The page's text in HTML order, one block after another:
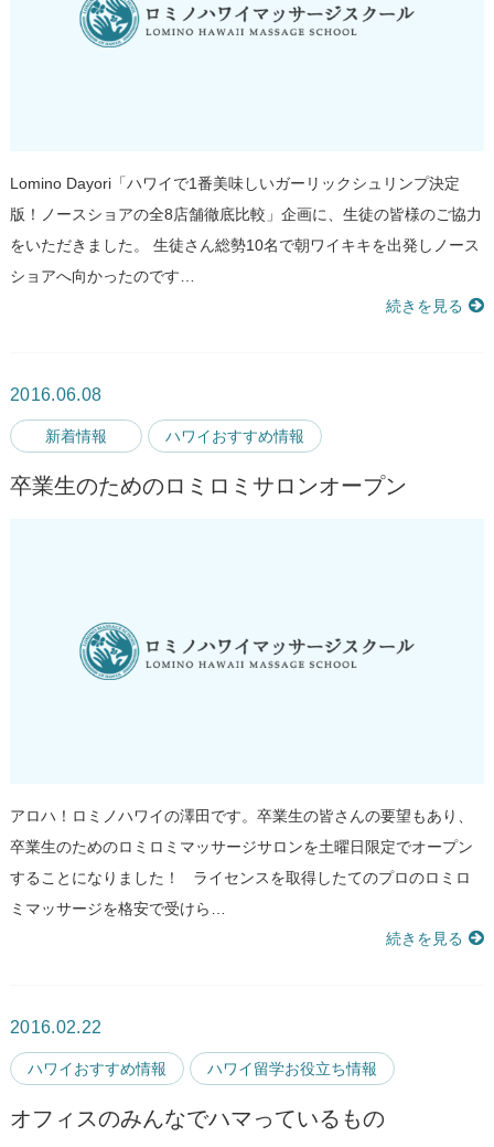
Lomino Dayori「ハワイで1番美味しいガーリックシュリンプ決定
版！ノースショアの全8店舗徹底比較」企画に、生徒の皆様のご協力
をいただきました。 生徒さん総勢10名で朝ワイキキを出発しノース
ショアへ向かったのです…
続きを見る
2016.06.08
新着情報 ハワイおすすめ情報
卒業生のためのロミロミサロンオープン
アロハ！ロミノハワイの澤田です。卒業生の皆さんの要望もあり、
卒業生のためのロミロミマッサージサロンを土曜日限定でオープン
することになりました！ ライセンスを取得したてのプロのロミロ
ミマッサージを格安で受けら…
続きを見る
2016.02.22
ハワイおすすめ情報 ハワイ留学お役立ち情報
オフィスのみんなでハマっているもの